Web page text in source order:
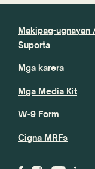
Makipag-ugnayan
Suporta
Mga karera
Mga Media Kit
W-9 Form
Cigna MRFs